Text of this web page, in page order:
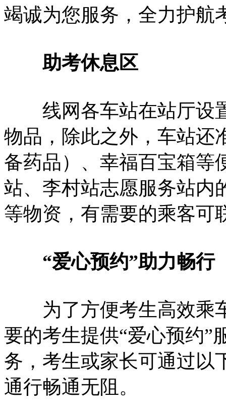
竭诚为您服务，全力护航
助考休息区
线网各车站在站厅设
物品，除此之外，车站还
备药品）、幸福百宝箱等
站、李村站志愿服务站内
等物资，有需要的乘客可
“爱心预约”助力畅行
为了方便考生高效乘
要的考生提供“爱心预约”
务，考生或家长可通过以
通行畅通无阻。